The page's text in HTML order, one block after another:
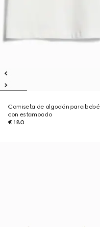
Camiseta de algodón para bebé
con estampado
€ 180